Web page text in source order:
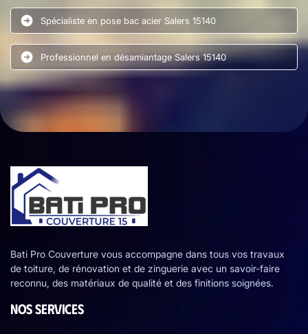
Spécialiste en pose bac acier Salers 15140
Professionnel en désamiantage Salers 15140
Bati Pro Couverture vous accompagne dans tous vos travaux
de toiture, de rénovation et de zinguerie avec un savoir-faire
reconnu, des matériaux de qualité et des finitions soignées.
NOS SERVICES